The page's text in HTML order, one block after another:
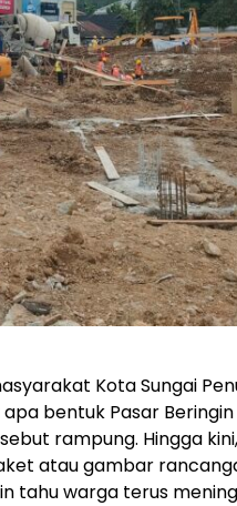
Kota Sungai
bentuk Pasar
rampung. Hingga
atau gambar
tahu warga terus